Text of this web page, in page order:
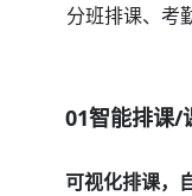
分班排课、考
01智能排课/
可视化排课，